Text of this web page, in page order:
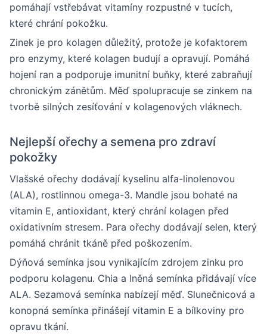
pomáhají vstřebávat vitamíny rozpustné v tucích,
které chrání pokožku.
Zinek je pro kolagen důležitý, protože je kofaktorem
pro enzymy, které kolagen budují a opravují. Pomáhá
hojení ran a podporuje imunitní buňky, které zabraňují
chronickým zánětům. Měď spolupracuje se zinkem na
tvorbě silných zesíťování v kolagenových vláknech.
Nejlepší ořechy a semena pro zdraví
pokožky
Vlašské ořechy dodávají kyselinu alfa-linolenovou
(ALA), rostlinnou omega-3. Mandle jsou bohaté na
vitamin E, antioxidant, který chrání kolagen před
oxidativním stresem. Para ořechy dodávají selen, který
pomáhá chránit tkáně před poškozením.
Dýňová semínka jsou vynikajícím zdrojem zinku pro
podporu kolagenu. Chia a lněná semínka přidávají více
ALA. Sezamová semínka nabízejí měď. Slunečnicová a
konopná semínka přinášejí vitamin E a bílkoviny pro
opravu tkání.